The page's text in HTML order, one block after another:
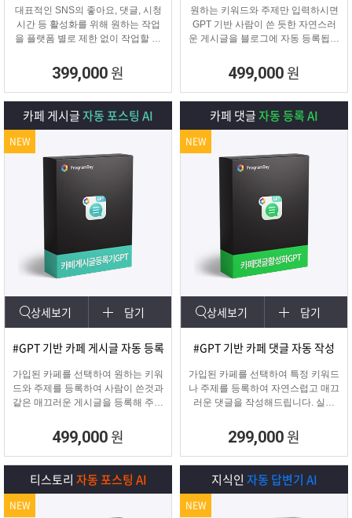
대표적인 SNS의 좋아요, 댓글, 시청
시간 등 활성화를 위해 원하는 작업
을 플랫폼 별로 제한 없이 작업할 수
SNS 육성용, 마케터, 인플루언서 분
들이 계정 활성화하기에 적합한 프로
그램입니다.
399,000 원
원하는 키워드와 주제만 입력하시면
GPT 기반 사람이 쓴 듯한 자연스러
운 게시글을 블로그에 자동 등록됩니
블로그 대량 육성용, 특정 업체를 여
러 블로그에 홍보하기 적합한
마케팅 프로그램입니다.
499,000 원
카페 게시글자동 포스팅 AI
상세보기 담기
#GPT 기반 카페 게시글 자동 등록
가입된 카페를 선택하여 원하는 키워
드와 주제를 등록하여 사람이 쓴것과
같은 매끄러운 게시글을 등록해 주며
물품 판매 글을 함께
업로드 할 수 있습니다.
499,000 원
NEW
카페 댓글자동 등록 AI
상세보기 담기
#GPT 기반 카페 댓글 자동 작성
가입된 카페를 선택하여 특정 키워드
나 주제를 등록하여 자연스럽고 매끄
러운 댓글을 작성해드립니다. 실제
러운 댓글을 달아 카페가 활성화 효
과를 보실 수 있습니다.
299,000 원
NEW
티스토리 자동 포스팅 AI
NEW
지식인 자동 답변기 AI
NEW